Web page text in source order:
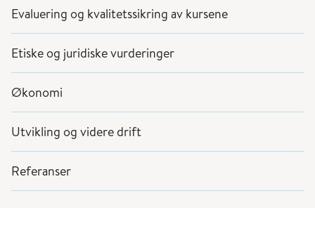
Evaluering og kvalitetssikring av kursene
Etiske og juridiske vurderinger
Økonomi
Utvikling og videre drift
Referanser